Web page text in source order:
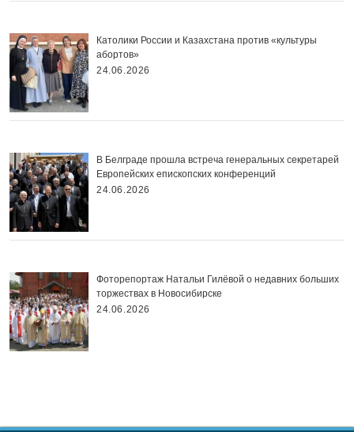
Католики России и Казахстана против «культуры
абортов»
24.06.2026
В Белграде прошла встреча генеральных секретарей
Европейских епископских конференций
24.06.2026
Фоторепортаж Натальи Гилёвой о недавних больших
торжествах в Новосибирске
24.06.2026